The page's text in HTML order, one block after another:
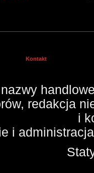
Kontakt
redakcja
i
i